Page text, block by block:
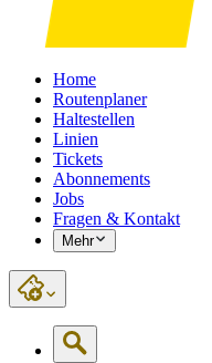
Home
Routenplaner
Haltestellen
Linien
Tickets
Abonnements
Jobs
Fragen & Kontakt
Mehr